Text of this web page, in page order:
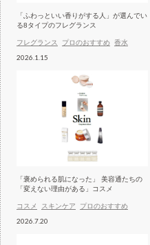
「ふわっといい香りがする人」が選んでい
る8タイプのフレグランス
フレグランス プロのおすすめ 香水
2026.1.15
「褒められる肌になった」 美容通たちの
「変えない理由がある」コスメ
コスメ スキンケア プロのおすすめ
2026.7.20